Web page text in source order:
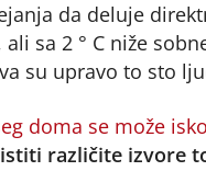
da deluje
sa 2 ° C niže
su upravo to sto
doma se može
različite izvore